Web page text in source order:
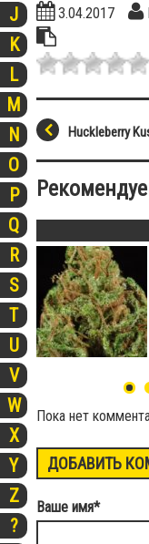
J
K
L
M
N
O
P
Q
R
S
T
U
V
W
X
Y
Z
?
3.04.2017
Huckleberry
Пока нет
ДОБАВИТЬ
Ваше имя*